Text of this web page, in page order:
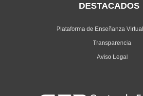
DESTACADOS
Plataforma de Enseñanza
Transparencia
Aviso Legal